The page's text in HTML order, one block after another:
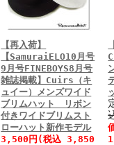
【再入荷】
【SamuraiELO10月号
9月号FINEBOYS8月号
雑誌掲載】Cuirs（キ
ュイー）メンズワイド
ブリムハット リボン
付きワイドブリムスト
ローハット新作モデル
3,500円 (税込 3,850